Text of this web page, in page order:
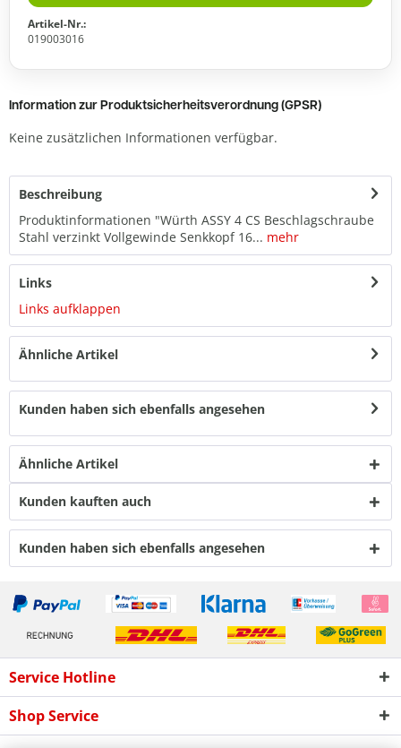
Artikel-Nr.:
019003016
Information zur Produktsicherheitsverordnung (GPSR)
Keine zusätzlichen Informationen verfügbar.
Beschreibung
Produktinformationen "Würth ASSY 4 CS Beschlagschraube
Stahl verzinkt Vollgewinde Senkkopf 16... mehr
Links
Links aufklappen
Ähnliche Artikel
Kunden haben sich ebenfalls angesehen
Ähnliche Artikel
Kunden kauften auch
Kunden haben sich ebenfalls angesehen
Service Hotline
Shop Service